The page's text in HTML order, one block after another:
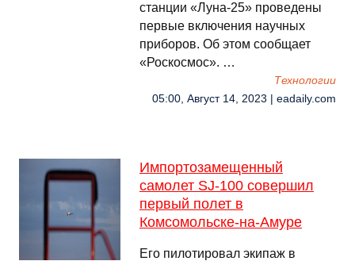
станции «Луна-25» проведены
первые включения научных
приборов. Об этом сообщает
«Роскосмос». …
Технологии
05:00, Август 14, 2023 | eadaily.com
Импортозамещенный
самолет SJ-100 совершил
первый полет в
Комсомольске-на-Амуре
Его пилотировал экипаж в